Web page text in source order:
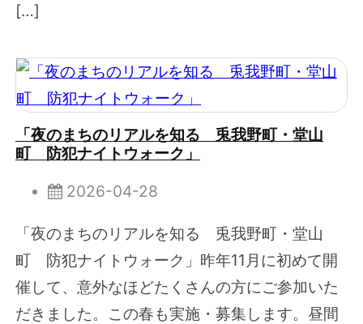
[…]
「夜のまちのリアルを知る 兎我野町・堂山
町 防犯ナイトウォーク」
2026-04-28
「夜のまちのリアルを知る 兎我野町・堂山
町 防犯ナイトウォーク」昨年11月に初めて開
催して、意外なほどたくさんの方にご参加いた
だきました。この春も実施・募集します。昼間